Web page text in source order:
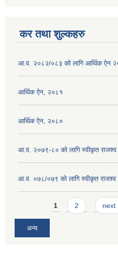
कर तथा शुल्कहरु
आ.व. २०८२/०८३ को लागि आर्थिक ऐन
आर्थिक ऐन, २०८१
आर्थिक ऐन, २०८०
आ.व. २०७९-८० को लागि स्वीकृत राजश्व
आ.व. ०७८/०७९ काे लागि स्वीकृत राजश्व
Pages1 2 next
अन्य